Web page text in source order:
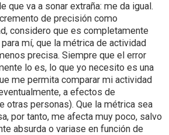
que va a sonar extraña: me da igual.
de precisión como
considero que es completamente
mí, que la métrica de actividad
precisa. Siempre que el error
lo es, lo que yo necesito es una
me permita comparar mi actividad
a efectos de
otras personas). Que la métrica sea
por tanto, me afecta muy poco, salvo
absurda o variase en función de